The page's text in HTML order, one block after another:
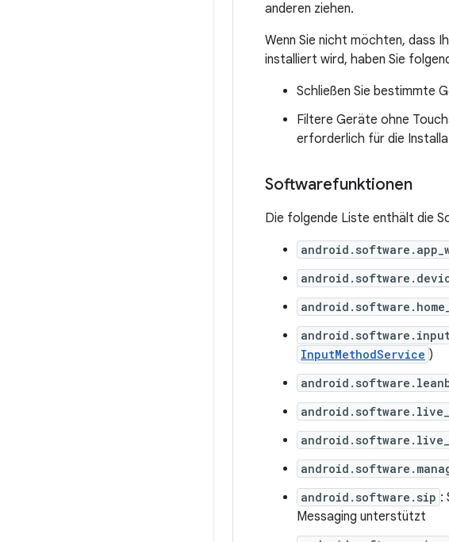
anderen ziehen.
Wenn Sie nicht möchten, dass
installiert wird, haben Sie
Schließen Sie bestimmte
Filtere Geräte ohne
erforderlich für die
Softwarefunktionen
Die folgende Liste enthält die
InputMethodService )
android.software.sip :
Messaging unterstützt